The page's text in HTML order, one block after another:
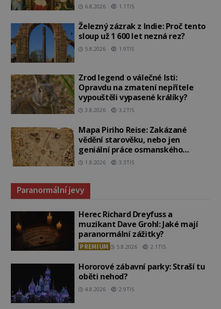
6.8.2026 1.1TIS
Železný zázrak z Indie: Proč tento
sloup už 1 600 let nezná rez?
5.8.2026 1.9TIS
Zrod legend o válečné lsti:
Opravdu na zmatení nepřítele
vypouštěli vypasené králíky?
3.8.2026 3.2TIS
Mapa Piriho Reise: Zakázané
vědění starověku, nebo jen
geniální práce osmanského
admirála?
1.8.2026 3.3TIS
Paranormální jevy
Herec Richard Dreyfuss a
muzikant Dave Grohl: Jaké mají
paranormální zážitky?
PREMIUM 5.8.2026 2.1TIS
Hororové zábavní parky: Straší tu
oběti nehod?
4.8.2026 2.9TIS